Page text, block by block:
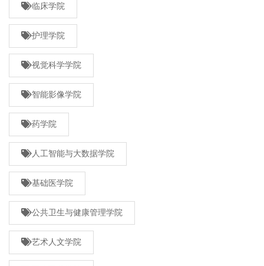
临床学院
护理学院
视觉科学学院
智能影像学院
药学院
人工智能与大数据学院
基础医学院
公共卫生与健康管理学院
艺术人文学院